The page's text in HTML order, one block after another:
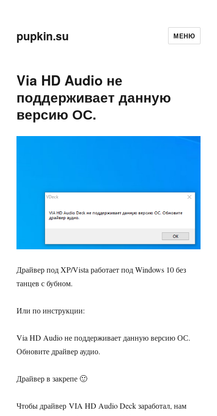
pupkin.su МЕНЮ
Via HD Audio не
поддерживает данную
версию ОС.
Драйвер под XP/Vista работает под Windows 10 без
танцев с бубном.
Или по инструкции:
Via HD Audio не поддерживает данную версию ОС.
Обновите драйвер аудио.
Драйвер в закрепе 🙂
Чтобы драйвер VIA HD Audio Deck заработал, нам